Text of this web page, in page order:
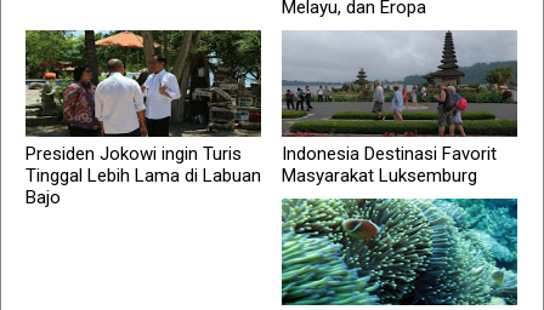
Melayu, dan Eropa
Presiden Jokowi ingin Turis
Tinggal Lebih Lama di Labuan
Bajo
Indonesia Destinasi Favorit
Masyarakat Luksemburg